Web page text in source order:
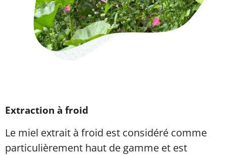
Extraction à froid
Le miel extrait à froid est considéré comme
particulièrement haut de gamme et est